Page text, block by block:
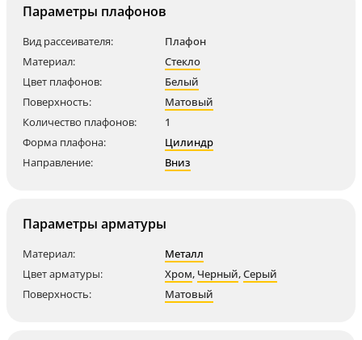
Параметры плафонов
Вид рассеивателя:
Плафон
Материал:
Стекло
Цвет плафонов:
Белый
Поверхность:
Матовый
Количество плафонов:
1
Форма плафона:
Цилиндр
Направление:
Вниз
Параметры арматуры
Материал:
Металл
Цвет арматуры:
Хром, Черный,Серый
Поверхность:
Матовый